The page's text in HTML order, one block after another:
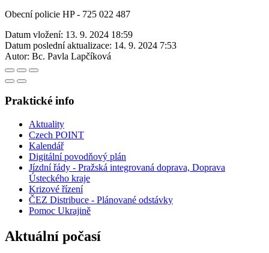
Obecní policie HP - 725 022 487
Datum vložení: 13. 9. 2024 18:59
Datum poslední aktualizace: 14. 9. 2024 7:53
Autor: Bc. Pavla Lapčíková
Praktické info
Aktuality
Czech POINT
Kalendář
Digitální povodňový plán
Jízdní řády - Pražská integrovaná doprava, Doprava
Ústeckého kraje
Krizové řízení
ČEZ Distribuce - Plánované odstávky
Pomoc Ukrajině
Aktuální počasí